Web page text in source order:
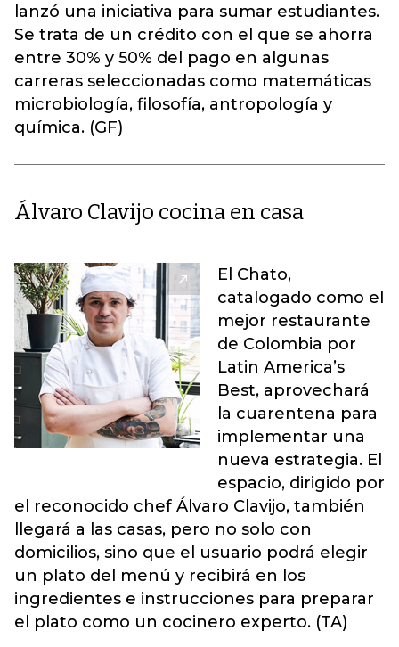
lanzó una iniciativa para sumar estudiantes.
Se trata de un crédito con el que se ahorra
entre 30% y 50% del pago en algunas
carreras seleccionadas como matemáticas
microbiología, filosofía, antropología y
química. (GF)
Álvaro Clavijo cocina en casa
El Chato,
catalogado como el
mejor restaurante
de Colombia por
Latin America’s
Best, aprovechará
la cuarentena para
implementar una
nueva estrategia. El
espacio, dirigido por
el reconocido chef Álvaro Clavijo, también
llegará a las casas, pero no solo con
domicilios, sino que el usuario podrá elegir
un plato del menú y recibirá en los
ingredientes e instrucciones para preparar
el plato como un cocinero experto. (TA)